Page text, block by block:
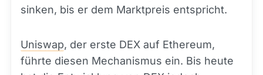
sinken, bis er dem Marktpreis entspricht.
Uniswap, der erste DEX auf Ethereum,
führte diesen Mechanismus ein. Bis heute